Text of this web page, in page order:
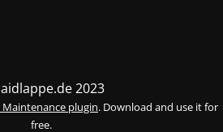
2023
Maintenance plugin. Download and use it for
free.